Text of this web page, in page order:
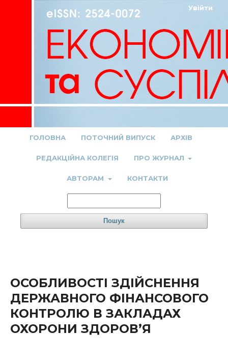
ГОЛОВНА ПОТОЧНИЙ ВИПУСК АРХІВ
РЕДАКЦІЙНА КОЛЕГІЯ ПРО ЖУРНАЛ
АВТОРАМ КОНТАКТИ
Пошук
Увійти
ОСОБЛИВОСТІ ЗДІЙСНЕННЯ
ДЕРЖАВНОГО ФІНАНСОВОГО
КОНТРОЛЮ В ЗАКЛАДАХ
ОХОРОНИ ЗДОРОВ’Я